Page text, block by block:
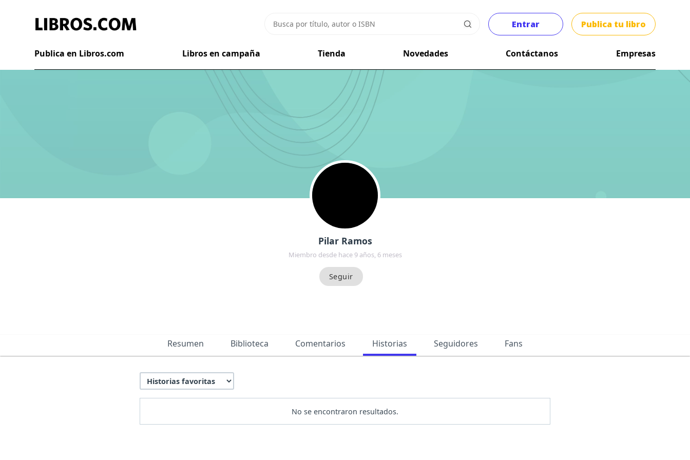
Entrar Publica tu libro
Publica en Libros.com Libros en campaña Tienda Novedades Contáctanos Empresas
Pilar Ramos
Miembro desde hace 9 años, 6 meses
Resumen Biblioteca Comentarios Historias Seguidores Fans
No se encontraron resultados.